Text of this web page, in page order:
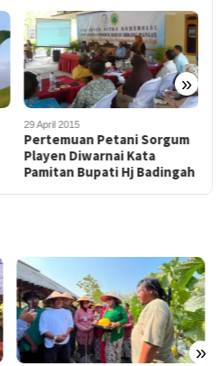
»
17 April 2015
Sorgum BATAN Hasil
Panenan Petani Playen
Dibawa ke Jakarta
»